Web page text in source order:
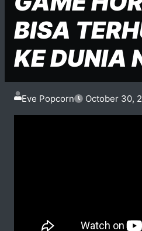
BISA
KE DUNIA
Eve Popcorn October 30,